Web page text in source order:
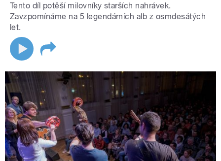
Tento díl potěší milovníky starších nahrávek.
Zavzpomínáme na 5 legendárních alb z osmdesátých
let.